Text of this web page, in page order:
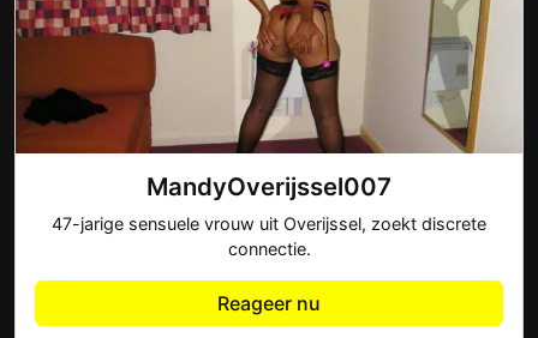
MandyOverijssel007
47-jarige sensuele vrouw uit Overijssel, zoekt discrete
connectie.
Reageer nu